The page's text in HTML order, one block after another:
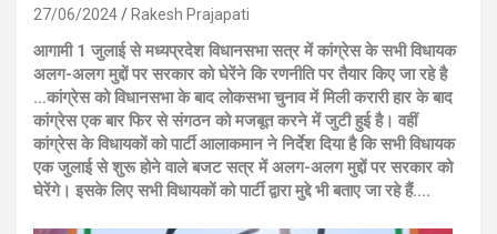
27/06/2024 Rakesh Prajapati
आगामी 1 जुलाई से मध्यप्रदेश विधानसभा सत्र में कांग्रेस के सभी विधायक
अलग-अलग मुद्दों पर सरकार को घेरेंने कि रणनीति पर तैयार किए जा रहे है
…कांग्रेस को विधानसभा के बाद लोकसभा चुनाव में मिली करारी हार के बाद
कांग्रेस एक बार फिर से संगठन को मजबूत करने में जुटी हुई है। वहीं
कांग्रेस के विधायकों को पार्टी आलाकमान ने निर्देश दिया है कि सभी विधायक
एक जुलाई से शुरू होने वाले बजट सत्र में अलग-अलग मुद्दों पर सरकार को
घेरेंगे। इसके लिए सभी विधायकों को पार्टी द्वारा मुद्दे भी बताए जा रहे हैं….